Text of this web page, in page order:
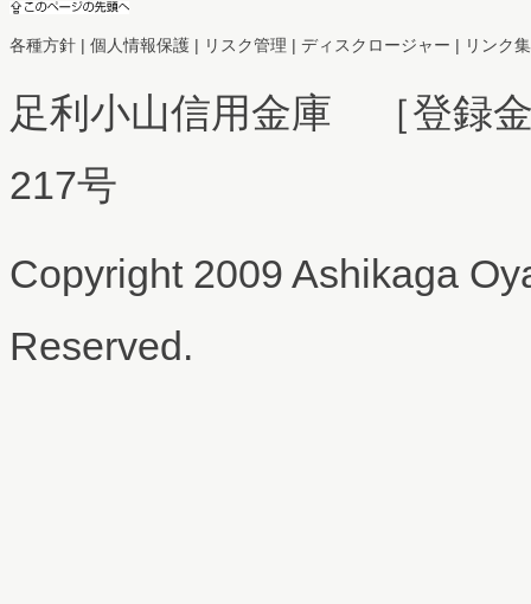
各種方針 | 個人情報保護 | リスク管理 | ディスクロージャー | リンク集
足利小山信用金庫 ［登録
217号
Copyright 2009 Ashikaga
Reserved.